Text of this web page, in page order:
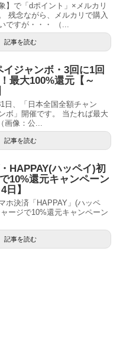
】で「dポイント」×メルカリ
残念ながら、メルカリで購入
ですが・・・ （...
記事を読む
ジャンボ・3回に1回
最大100%還元【～
日、「日本全国全額チャン
ボ」開催です。 当たれば最大
画像：公...
記事を読む
HAPPAY(ハッペイ)初
10%還元キャンペーン
日】
ホ決済「HAPPAY」(ハッペ
ージで10%還元キャンペーン
記事を読む